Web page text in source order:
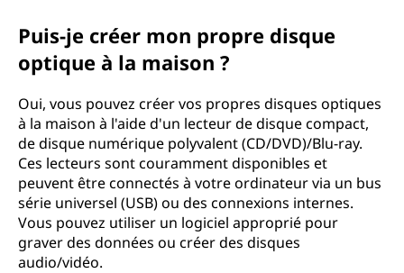
Puis-je créer mon propre disque
optique à la maison ?
Oui, vous pouvez créer vos propres disques optiques
à la maison à l'aide d'un lecteur de disque compact,
de disque numérique polyvalent (CD/DVD)/Blu-ray.
Ces lecteurs sont couramment disponibles et
peuvent être connectés à votre ordinateur via un bus
série universel (USB) ou des connexions internes.
Vous pouvez utiliser un logiciel approprié pour
graver des données ou créer des disques
audio/vidéo.